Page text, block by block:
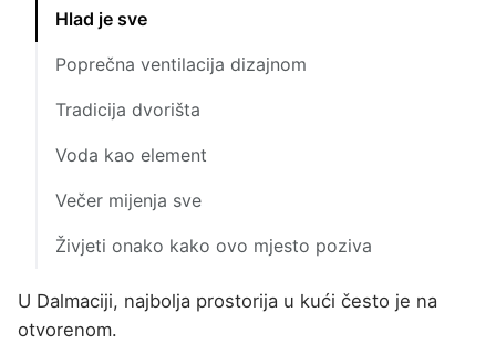
Hlad je sve
Poprečna ventilacija dizajnom
Tradicija dvorišta
Voda kao element
Večer mijenja sve
Živjeti onako kako ovo mjesto poziva
U Dalmaciji, najbolja prostorija u kući često je na
otvorenom.